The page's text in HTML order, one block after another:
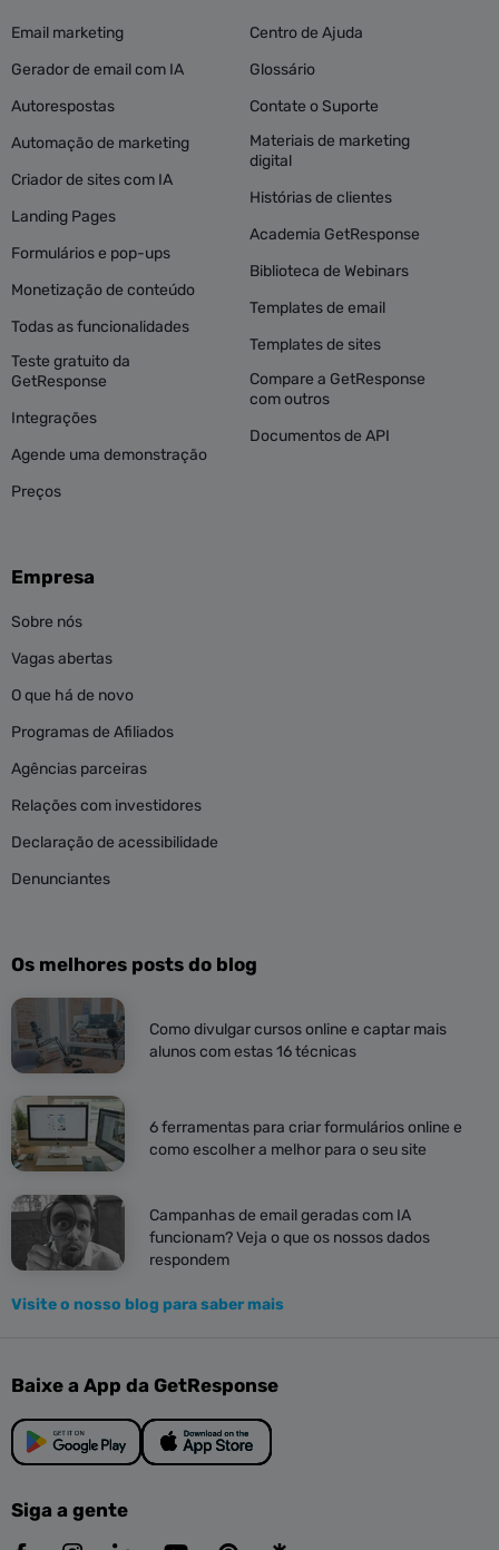
Email marketing
Gerador de email com IA
Autorespostas
Automação de marketing
Criador de sites com IA
Landing Pages
Formulários e pop-ups
Monetização de conteúdo
Todas as funcionalidades
Teste gratuito da
GetResponse
Integrações
Agende uma demonstração
Preços
Centro de Ajuda
Glossário
Contate o Suporte
Materiais de marketing
digital
Histórias de clientes
Academia GetResponse
Biblioteca de Webinars
Templates de email
Templates de sites
Compare a GetResponse
com outros
Documentos de API
Empresa
Sobre nós
Vagas abertas
O que há de novo
Programas de Afiliados
Agências parceiras
Relações com investidores
Declaração de acessibilidade
Denunciantes
Os melhores posts do blog
Como divulgar cursos online e captar mais
alunos com estas 16 técnicas
6 ferramentas para criar formulários online e
como escolher a melhor para o seu site
Campanhas de email geradas com IA
funcionam? Veja o que os nossos dados
respondem
Visite o nosso blog para saber mais
Baixe a App da GetResponse
Siga a gente